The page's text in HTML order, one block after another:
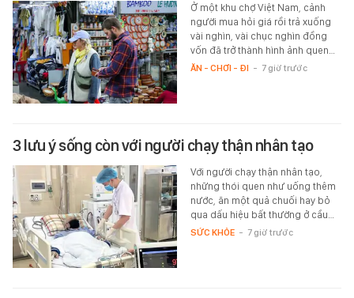
Ở một khu chợ Việt Nam, cảnh
người mua hỏi giá rồi trả xuống
vài nghìn, vài chục nghìn đồng
vốn đã trở thành hình ảnh quen…
ĂN - CHƠI - ĐI - 7 giờ trước
3 lưu ý sống còn với người chạy thận nhân tạo
Với người chạy thận nhân tạo,
những thói quen như uống thêm
nước, ăn một quả chuối hay bỏ
qua dấu hiệu bất thường ở cầu…
SỨC KHỎE - 7 giờ trước